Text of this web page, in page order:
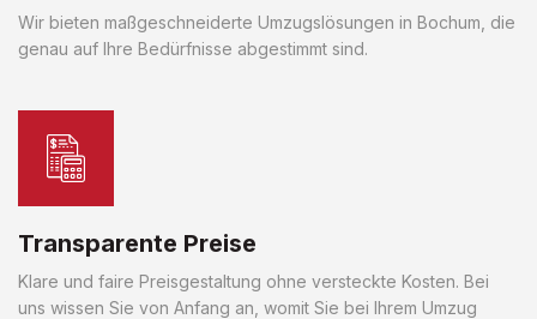
Wir bieten maßgeschneiderte Umzugslösungen in Bochum, die
genau auf Ihre Bedürfnisse abgestimmt sind.
Transparente Preise
Klare und faire Preisgestaltung ohne versteckte Kosten. Bei
uns wissen Sie von Anfang an, womit Sie bei Ihrem Umzug